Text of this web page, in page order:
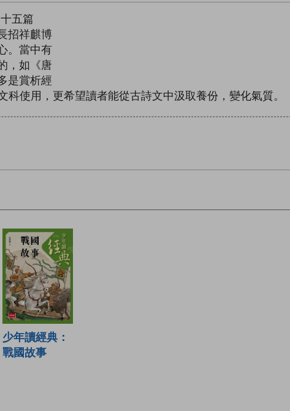
五篇
招祥麒博
。當中有
，如《唐
是賞析經
使用，更希望讀者能從古詩文中汲取養份，變化氣質。
少年讀經典：
戰國故事